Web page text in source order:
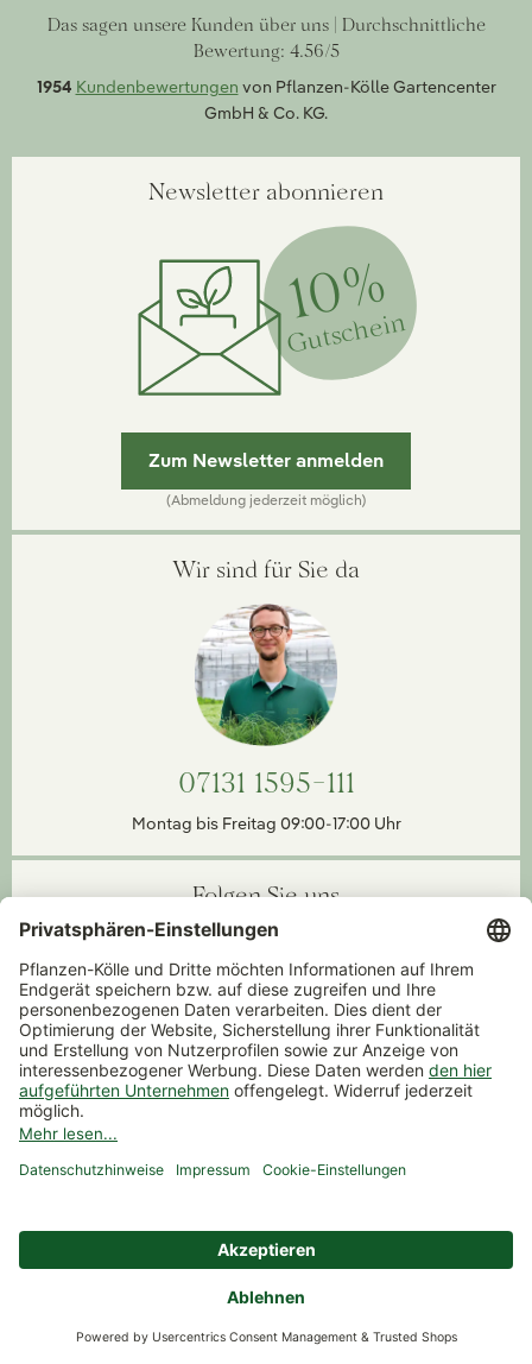
Das sagen unsere Kunden über uns | Durchschnittliche
Bewertung: 4.56/5
1954 Kundenbewertungen von Pflanzen-Kölle Gartencenter
GmbH & Co. KG.
Newsletter abonnieren
10%
Gutschein
Zum Newsletter anmelden
(Abmeldung jederzeit möglich)
Wir sind für Sie da
07131 1595-111
Montag bis Freitag 09:00-17:00 Uhr
Folgen Sie uns
Instagram
Facebook
YouTube
TikTok
WhatsApp Prospekt